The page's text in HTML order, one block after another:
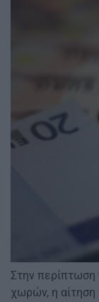
Στην περίπτωση
χωρών, η αίτηση